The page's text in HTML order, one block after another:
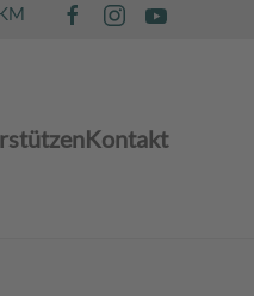
Kontakt